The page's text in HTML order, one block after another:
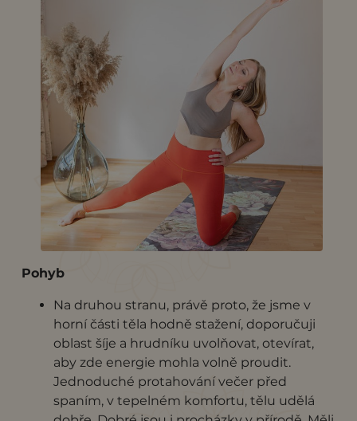
Pohyb
Na druhou stranu, právě proto, že jsme v
horní části těla hodně stažení, doporučuji
oblast šíje a hrudníku uvolňovat, otevírat,
aby zde energie mohla volně proudit.
Jednoduché protahování večer před
spaním, v tepelném komfortu, tělu udělá